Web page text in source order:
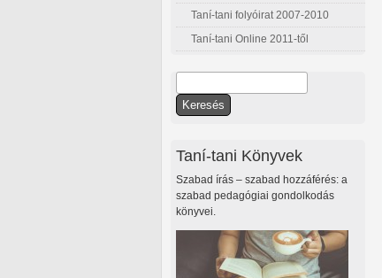
Taní-tani folyóirat 2007-2010
Taní-tani Online 2011-től
Keresés űrlap
Taní-tani Könyvek
Szabad írás – szabad hozzáférés: a
szabad pedagógiai gondolkodás
könyvei.